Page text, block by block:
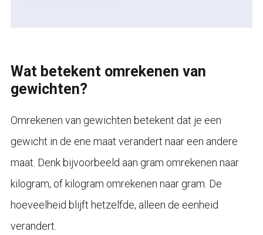
Wat betekent omrekenen van
gewichten?
Omrekenen van gewichten betekent dat je een
gewicht in de ene maat verandert naar een andere
maat. Denk bijvoorbeeld aan gram omrekenen naar
kilogram, of kilogram omrekenen naar gram. De
hoeveelheid blijft hetzelfde, alleen de eenheid
verandert.